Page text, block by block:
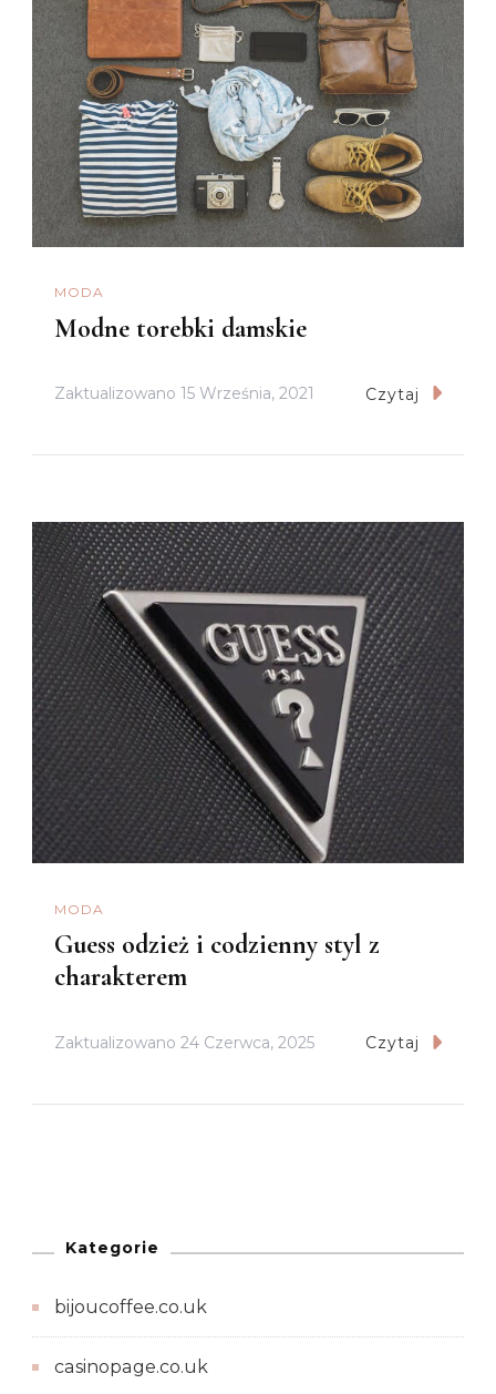
MODA
Modne torebki damskie
Zaktualizowano 15 Września, 2021 Czytaj
MODA
Guess odzież i codzienny styl z
charakterem
Zaktualizowano 24 Czerwca, 2025 Czytaj
Kategorie
bijoucoffee.co.uk
casinopage.co.uk